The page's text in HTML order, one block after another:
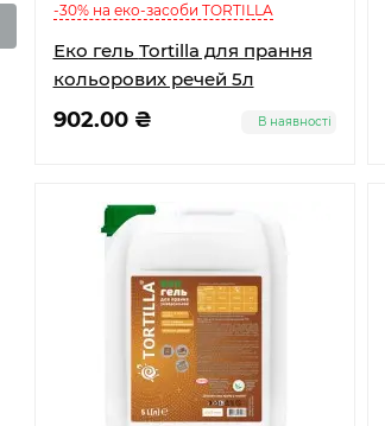
-30% на еко-засоби TORTILLA
Еко гель Tortilla для прання
кольорових речей 5л
902.00 ₴ В наявності